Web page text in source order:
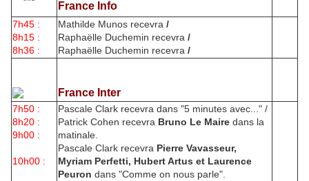
France Info
7h45 :
8h15 :
8h36 :
Mathilde Munos recevra /
Raphaëlle Duchemin recevra /
Raphaëlle Duchemin recevra /
France Inter
7h50 :
8h20 :
9h00 :
10h00 :
Pascale Clark recevra dans "5 minutes avec..." /
Patrick Cohen recevra Bruno Le Maire dans la
matinale.
Pascale Clark recevra Pierre Vavasseur,
Myriam Perfetti, Hubert Artus et Laurence
Peuron dans "Comme on nous parle".